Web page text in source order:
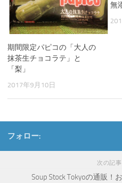
期間限定パピコの「大人の
抹茶生チョコラテ」と
「梨」
2017年9月10日
無
フォロー:
次の記事
Soup Stock Tokyoの通販！